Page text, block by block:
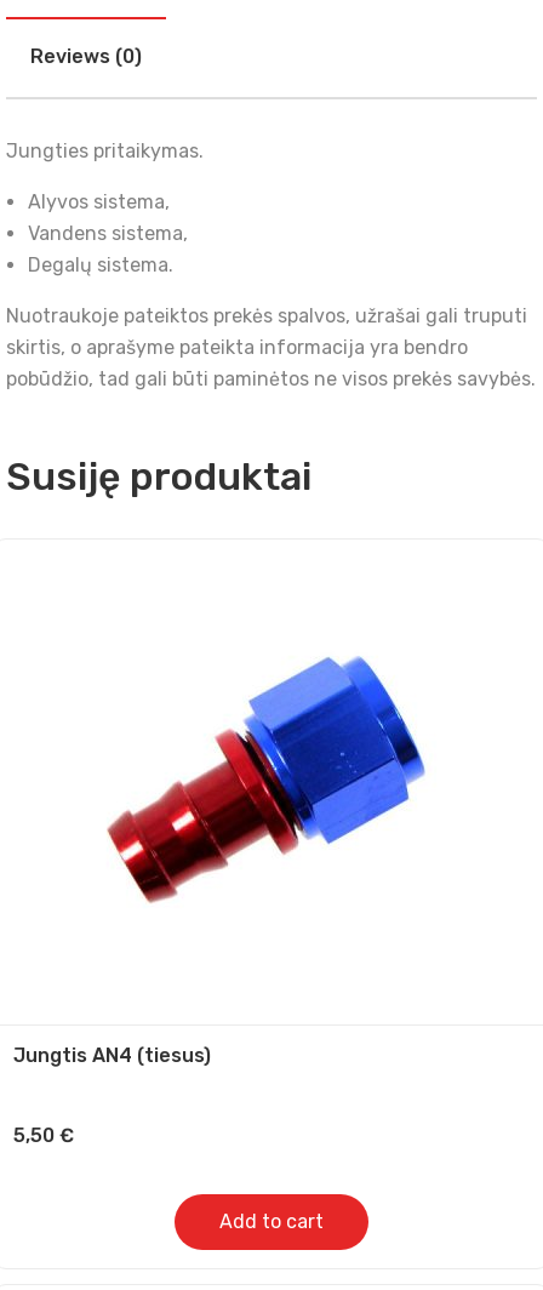
Reviews (0)
Jungties pritaikymas.
Alyvos sistema,
Vandens sistema,
Degalų sistema.
Nuotraukoje pateiktos prekės spalvos, užrašai gali truputi
skirtis, o aprašyme pateikta informacija yra bendro
pobūdžio, tad gali būti paminėtos ne visos prekės savybės.
Susiję produktai
Jungtis AN4 (tiesus)
5,50 €
Add to cart